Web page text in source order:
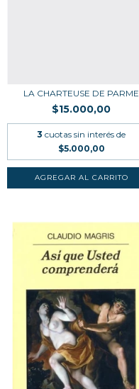
LA CHARTEUSE DE PARME
$15.000,00
3 cuotas sin interés de
$5.000,00